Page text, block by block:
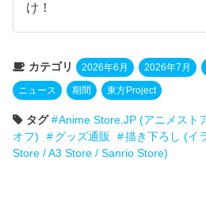
け！
カテゴリ 2026年6月 2026年7月
ニュース 期間 東方Project
タグ Anime Store.JP (アニメスト
オフ)
グッズ通販 描き下ろし (イ
Store / A3 Store / Sanrio Store)